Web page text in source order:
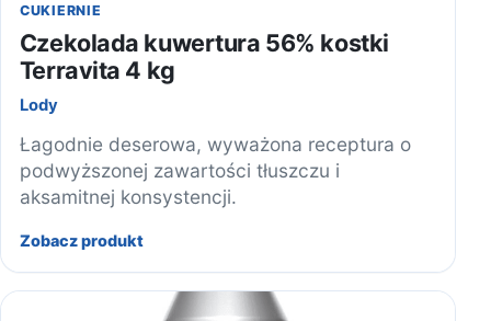
CUKIERNIE
Czekolada kuwertura 56% kostki
Terravita 4 kg
Lody
Łagodnie deserowa, wyważona receptura o
podwyższonej zawartości tłuszczu i
aksamitnej konsystencji.
Zobacz produkt